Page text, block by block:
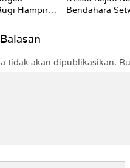
Hampir
Bendahara
tidak akan dipublikasikan.